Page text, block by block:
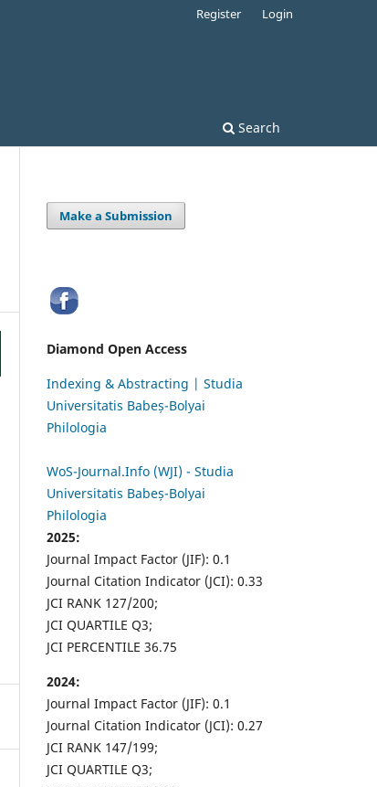
Search
Register Login
Make a Submission
Diamond Open Access
Indexing & Abstracting | Studia
Universitatis Babeș-Bolyai
Philologia
WoS-Journal.Info (WJI) - Studia
Universitatis Babeș-Bolyai
Philologia
2025:
Journal Impact Factor (JIF): 0.1
Journal Citation Indicator (JCI): 0.33
JCI RANK 127/200;
JCI QUARTILE Q3;
JCI PERCENTILE 36.75
2024:
Journal Impact Factor (JIF): 0.1
Journal Citation Indicator (JCI): 0.27
JCI RANK 147/199;
JCI QUARTILE Q3;